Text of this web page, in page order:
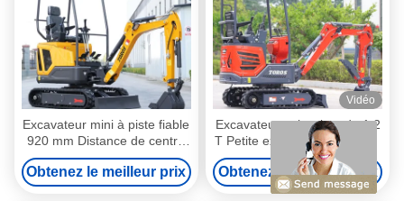
Excavateur mini à piste fiable
920 mm Distance de centre
de piste 10 tours par minute
Vitesse de virage
Obtenez le meilleur prix
Vidéo
Excavateur polyvalent de 1,2
T Petite excavatrice de jardin
2870*930*2030mm
Dimension
Obtenez le meilleur prix